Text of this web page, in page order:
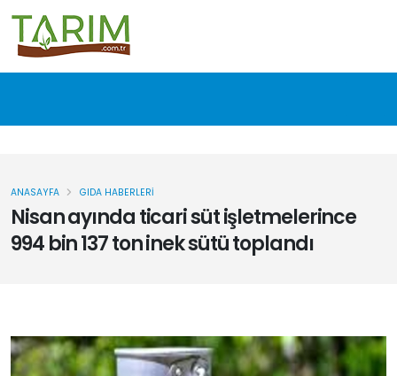
Nisan ayında ticari süt işletmelerince
994 bin 137 ton inek sütü toplandı
ANASAYFA GIDA HABERLERI